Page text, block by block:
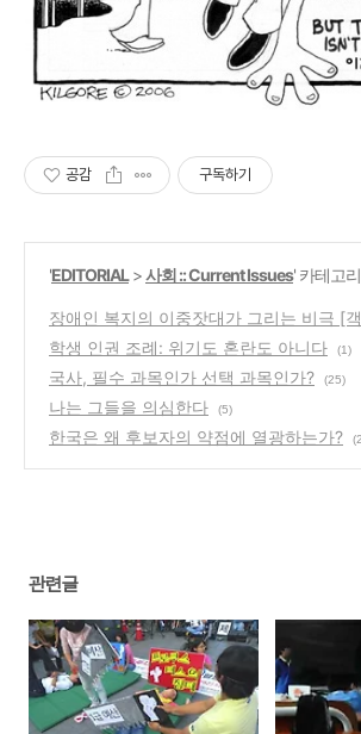
공감 구독하기
'EDITORIAL>사회 :: Current Issues' 카테고
장애인 복지의 이중잣대가 그리는 비극 [객
필진 이충원]
(9)
학생 인권 조례: 위기도 혼란도 아니다 (1)
국사, 필수 과목인가 선택 과목인가? (25)
나는 그들을 의심한다 (5)
한국은 왜 후보자의 약점에 열광하는가?
관련글